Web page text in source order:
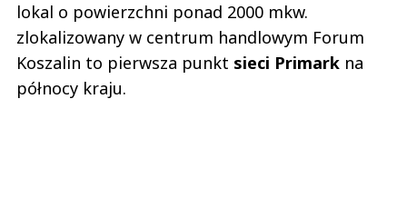
lokal o powierzchni ponad 2000 mkw.
zlokalizowany w centrum handlowym Forum
Koszalin to pierwsza punkt sieci Primark na
północy kraju.